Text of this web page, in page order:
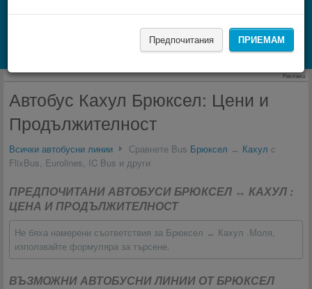
Предпочитания ПРИЕМАМ
НАМЕРИ
Търсене на настаняване с Booking.com
Реклама
Автобус Кахул Брюксел: Цени и
Продължителност
Всички автобусни линии Сравнете Bus Брюксел ↔ Кахул с
FlixBus, Eurolines, IC Bus и други
ПРЕДПОЧИТАНИ АВТОБУСИ БРЮКСЕЛ ↔ КАХУЛ :
ЦЕНА И ПРОДЪЛЖИТЕЛНОСТ
Не бяха намерени съответствия за Брюксел ↔ Кахул .Моля,
използвайте формуляра за търсене.
ВЪЗМОЖНИ АВТОБУСНИ ЛИНИИ ОТ БРЮКСЕЛ